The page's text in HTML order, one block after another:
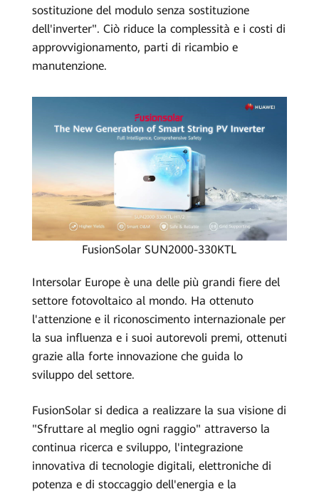
sostituzione del modulo senza sostituzione
dell'inverter". Ciò riduce la complessità e i costi di
approvvigionamento, parti di ricambio e
manutenzione.
FusionSolar SUN2000-330KTL
Intersolar Europe è una delle più grandi fiere del
settore fotovoltaico al mondo. Ha ottenuto
l'attenzione e il riconoscimento internazionale per
la sua influenza e i suoi autorevoli premi, ottenuti
grazie alla forte innovazione che guida lo
sviluppo del settore.
FusionSolar si dedica a realizzare la sua visione di
"Sfruttare al meglio ogni raggio" attraverso la
continua ricerca e sviluppo, l'integrazione
innovativa di tecnologie digitali, elettroniche di
potenza e di stoccaggio dell'energia e la